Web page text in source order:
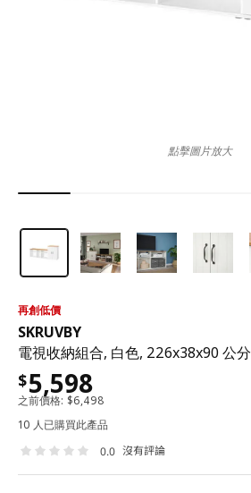
再創低價
SKRUVBY
電視收納組合, 白色, 226x38x90 公分
$5,598
之前價格: $6,498
10 人已購買此產品
0.0 沒有評論
點擊圖片放大